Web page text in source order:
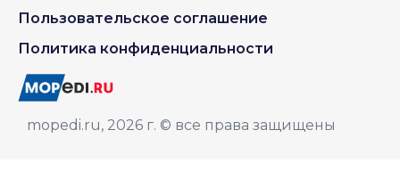
Пользовательское соглашение
Политика конфиденциальности
mopedi.ru, 2026 г. © все права защищены